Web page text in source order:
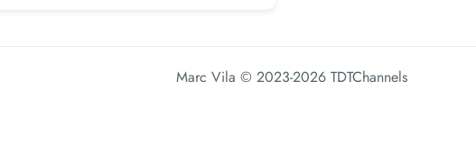
Marc Vila © 2023-2026 TDTChannels